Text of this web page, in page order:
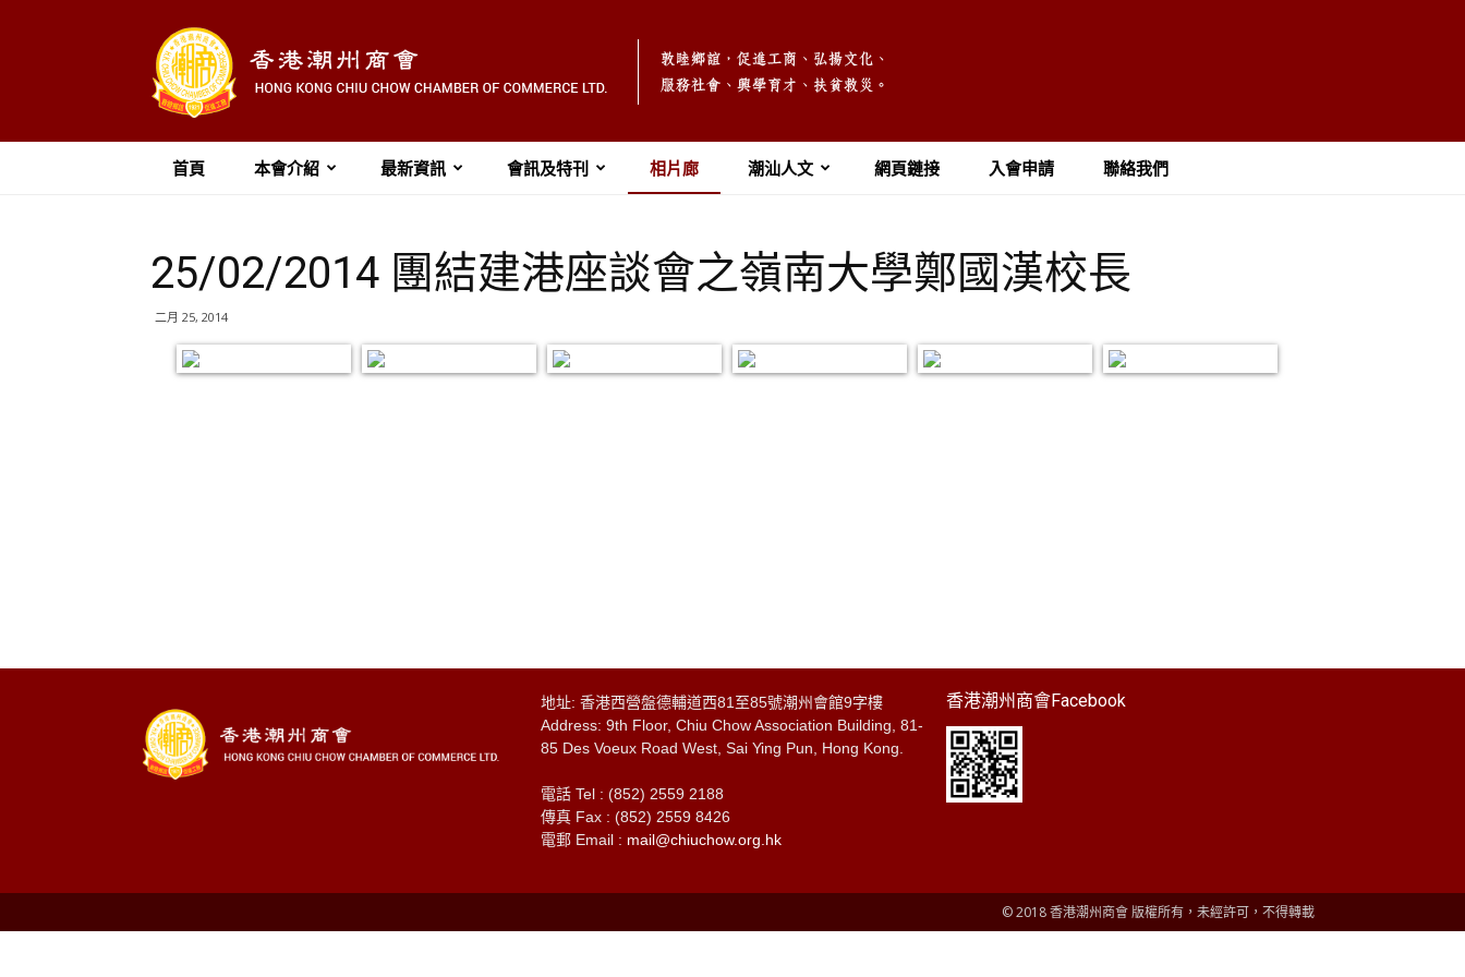
首頁 本會介紹 最新資訊 會訊及特刊 相片廊 潮汕人文 網頁鏈接 入會申請 聯絡我們
25/02/2014 團結建港座談會之嶺南大學鄭國漢校長
二月 25, 2014
地址: 香港西營盤德輔道西81至85號潮州會館9字樓
Address: 9th Floor, Chiu Chow Association Building, 81-
85 Des Voeux Road West, Sai Ying Pun, Hong Kong.
電話 Tel : (852) 2559 2188
傳真 Fax : (852) 2559 8426
電郵 Email : mail@chiuchow.org.hk
香港潮州商會Facebook
© 2018 香港潮州商會 版權所有，未經許可，不得轉載